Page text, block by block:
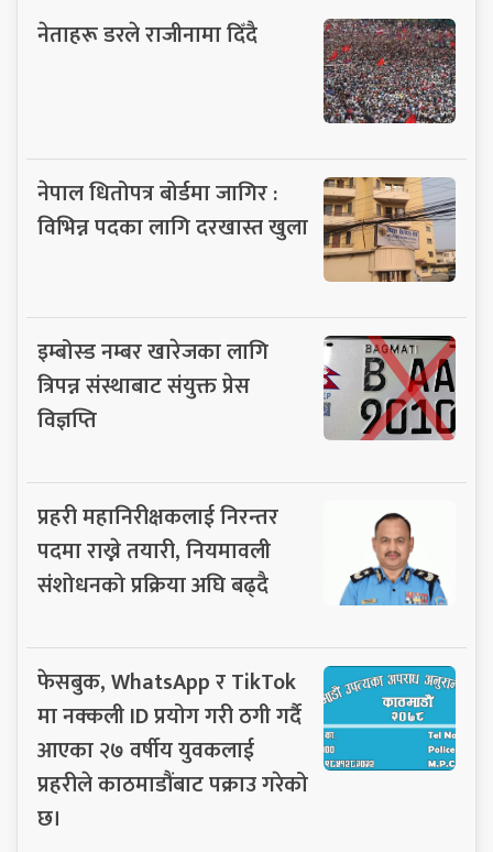
नेताहरू डरले राजीनामा दिँदै
नेपाल धितोपत्र बोर्डमा जागिर :
विभिन्न पदका लागि दरखास्त खुला
इम्बोस्ड नम्बर खारेजका लागि
त्रिपन्न संस्थाबाट संयुक्त प्रेस
विज्ञप्ति
प्रहरी महानिरीक्षकलाई निरन्तर
पदमा राख्ने तयारी, नियमावली
संशोधनको प्रक्रिया अघि बढ्दै
फेसबुक, WhatsApp र TikTok
मा नक्कली ID प्रयोग गरी ठगी गर्दै
आएका २७ वर्षीय युवकलाई
प्रहरीले काठमाडौंबाट पक्राउ गरेको
छ।